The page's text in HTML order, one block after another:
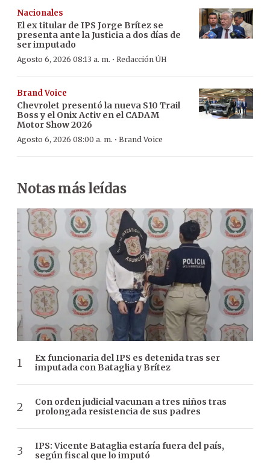
Nacionales
El ex titular de IPS Jorge Brítez se
presenta ante la Justicia a dos días de
ser imputado
Agosto 6, 2026 08:13 a. m. · Redacción ÚH
Brand Voice
Chevrolet presentó la nueva S10 Trail
Boss y el Onix Activ en el CADAM
Motor Show 2026
Agosto 6, 2026 08:00 a. m. · Brand Voice
Notas más leídas
Ex funcionaria del IPS es detenida tras ser
imputada con Bataglia y Brítez
Con orden judicial vacunan a tres niños tras
prolongada resistencia de sus padres
IPS: Vicente Bataglia estaría fuera del país,
según fiscal que lo imputó